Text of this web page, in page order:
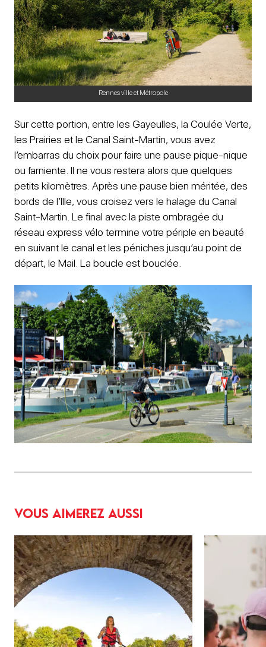
Rennes ville et Métropole
Sur cette portion, entre les Gayeulles, la Coulée Verte,
les Prairies et le Canal Saint-Martin, vous avez
l’embarras du choix pour faire une pause pique-nique
ou farniente. Il ne vous restera alors que quelques
petits kilomètres. Après une pause bien méritée, des
bords de l’Ille, vous croisez vers le halage du Canal
Saint-Martin. Le final avec la piste ombragée du
réseau express vélo termine votre périple en beauté
en suivant le canal et les péniches jusqu’au point de
départ, le Mail. La boucle est bouclée.
Vous aimerez aussi